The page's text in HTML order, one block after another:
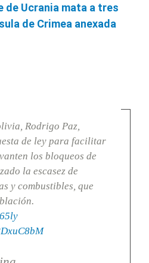
de Ucrania mata a tres
de Crimea anexada
Rodrigo Paz,
de ley para facilitar
los bloqueos de
la escasez de
y combustibles, que